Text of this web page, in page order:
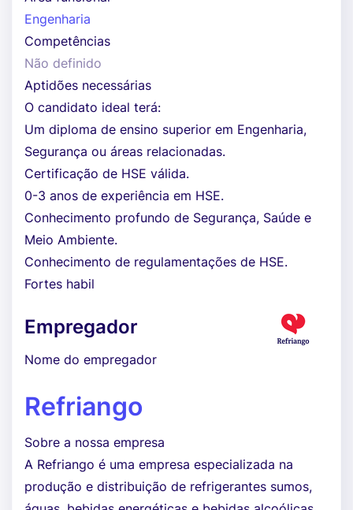
Engenharia
Competências
Não definido
Aptidões necessárias
O candidato ideal terá:
Um diploma de ensino superior em Engenharia,
Segurança ou áreas relacionadas.
Certificação de HSE válida.
0-3 anos de experiência em HSE.
Conhecimento profundo de Segurança, Saúde e
Meio Ambiente.
Conhecimento de regulamentações de HSE.
Fortes habil
Empregador
Nome do empregador
Refriango
Sobre a nossa empresa
A Refriango é uma empresa especializada na
produção e distribuição de refrigerantes sumos,